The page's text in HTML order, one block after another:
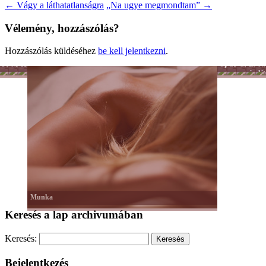
← Vágy a láthatatlanságra „Na ugye megmondtam” →
Vélemény, hozzászólás?
Hozzászólás küldéséhez be kell jelentkezni.
Férfiszellem
Mai
család
Hobbi
Munka
Sport
-
Színes
nagyvilág
Lélek
és lét
Keresés a lap archivumában
Keresés:
Bejelentkezés